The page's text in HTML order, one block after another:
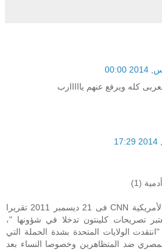
كله ويرفع عنهم يااااارب
(1)
نشرت شبكة الأخبار الأمريكية CNN فى 21 ديسمبر 2011 تقريرا
تصريحات كلينتون تدخلا في شؤونها "،
الولايات المتحدة بشدة الحملة التي
ضد المتظاهرين وخصوصا النساء بعد